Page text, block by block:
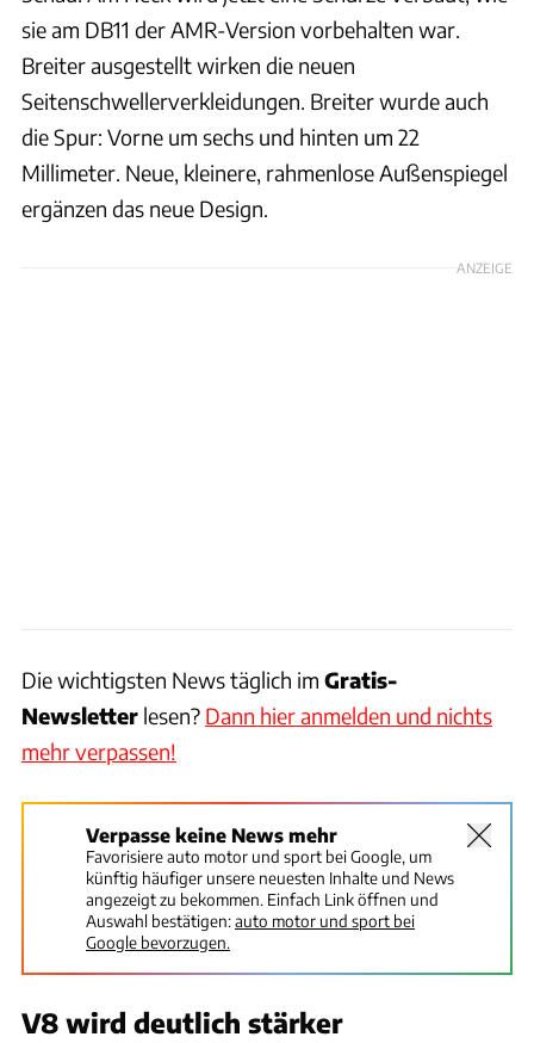
sie am DB11 der AMR-Version vorbehalten war.
Breiter ausgestellt wirken die neuen
Seitenschwellerverkleidungen. Breiter wurde auch
die Spur: Vorne um sechs und hinten um 22
Millimeter. Neue, kleinere, rahmenlose Außenspiegel
ergänzen das neue Design.
ANZEIGE
Die wichtigsten News täglich im Gratis-
Newsletter lesen? Dann hier anmelden und nichts
mehr verpassen!
Verpasse keine News mehr
Favorisiere auto motor und sport bei Google, um
künftig häufiger unsere neuesten Inhalte und News
angezeigt zu bekommen. Einfach Link öffnen und
Auswahl bestätigen:auto motor und sport bei
Google bevorzugen.
V8 wird deutlich stärker